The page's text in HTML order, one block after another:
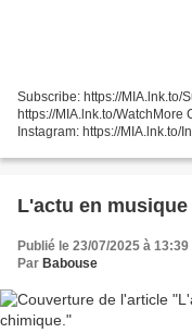
Subscribe: https://MIA.lnk.to/
https://MIA.lnk.to/WatchMore
Instagram: https://MIA.lnk.to/
L'actu en
Publié le 23/07/2025 à 13:39
Par Babouse